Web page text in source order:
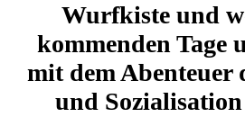
Wurfkiste und
kommenden Tage
mit dem Abenteuer
und Sozialisation